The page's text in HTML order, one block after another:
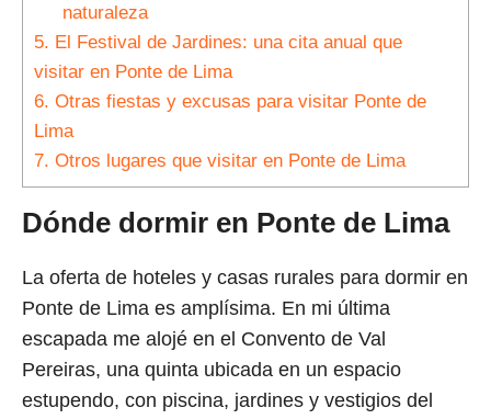
naturaleza
5. El Festival de Jardines: una cita anual que
visitar en Ponte de Lima
6. Otras fiestas y excusas para visitar Ponte de
Lima
7. Otros lugares que visitar en Ponte de Lima
Dónde dormir en Ponte de Lima
La oferta de hoteles y casas rurales para dormir en
Ponte de Lima es amplísima. En mi última
escapada me alojé en el Convento de Val
Pereiras, una quinta ubicada en un espacio
estupendo, con piscina, jardines y vestigios del